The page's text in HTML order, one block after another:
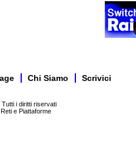
Chi Siamo Scrivici
i diritti riservati
e Piattaforme